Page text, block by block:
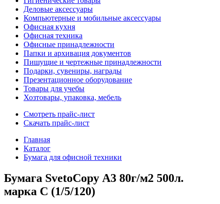
Деловые аксессуары
Компьютерные и мобильные аксессуары
Офисная кухня
Офисная техника
Офисные принадлежности
Папки и архивация документов
Пишущие и чертежные принадлежности
Подарки, сувениры, награды
Презентационное оборудование
Товары для учебы
Хозтовары, упаковка, мебель
Смотреть прайс-лист
Скачать прайс-лист
Главная
Каталог
Бумага для офисной техники
Бумага SvetoСopy А3 80г/м2 500л.
марка С (1/5/120)